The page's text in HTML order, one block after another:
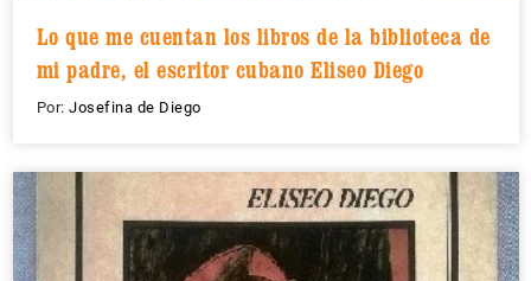
Lo que me cuentan los libros de la biblioteca de
mi padre, el escritor cubano Eliseo Diego
Por: Josefina de Diego